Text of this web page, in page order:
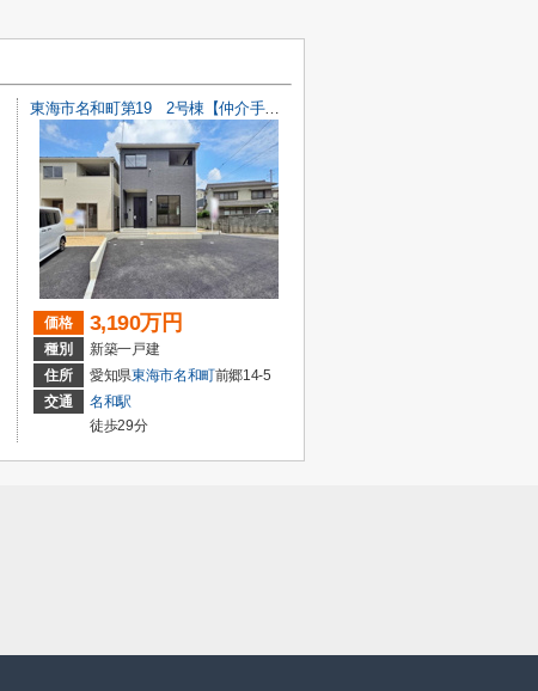
東海市名和町第19 2号棟【仲介手数料0円】
価格 3,190万円
種別
新築一戸建
住所
愛知県東海市名和町前郷14-5
交通
名和駅
徒歩29分